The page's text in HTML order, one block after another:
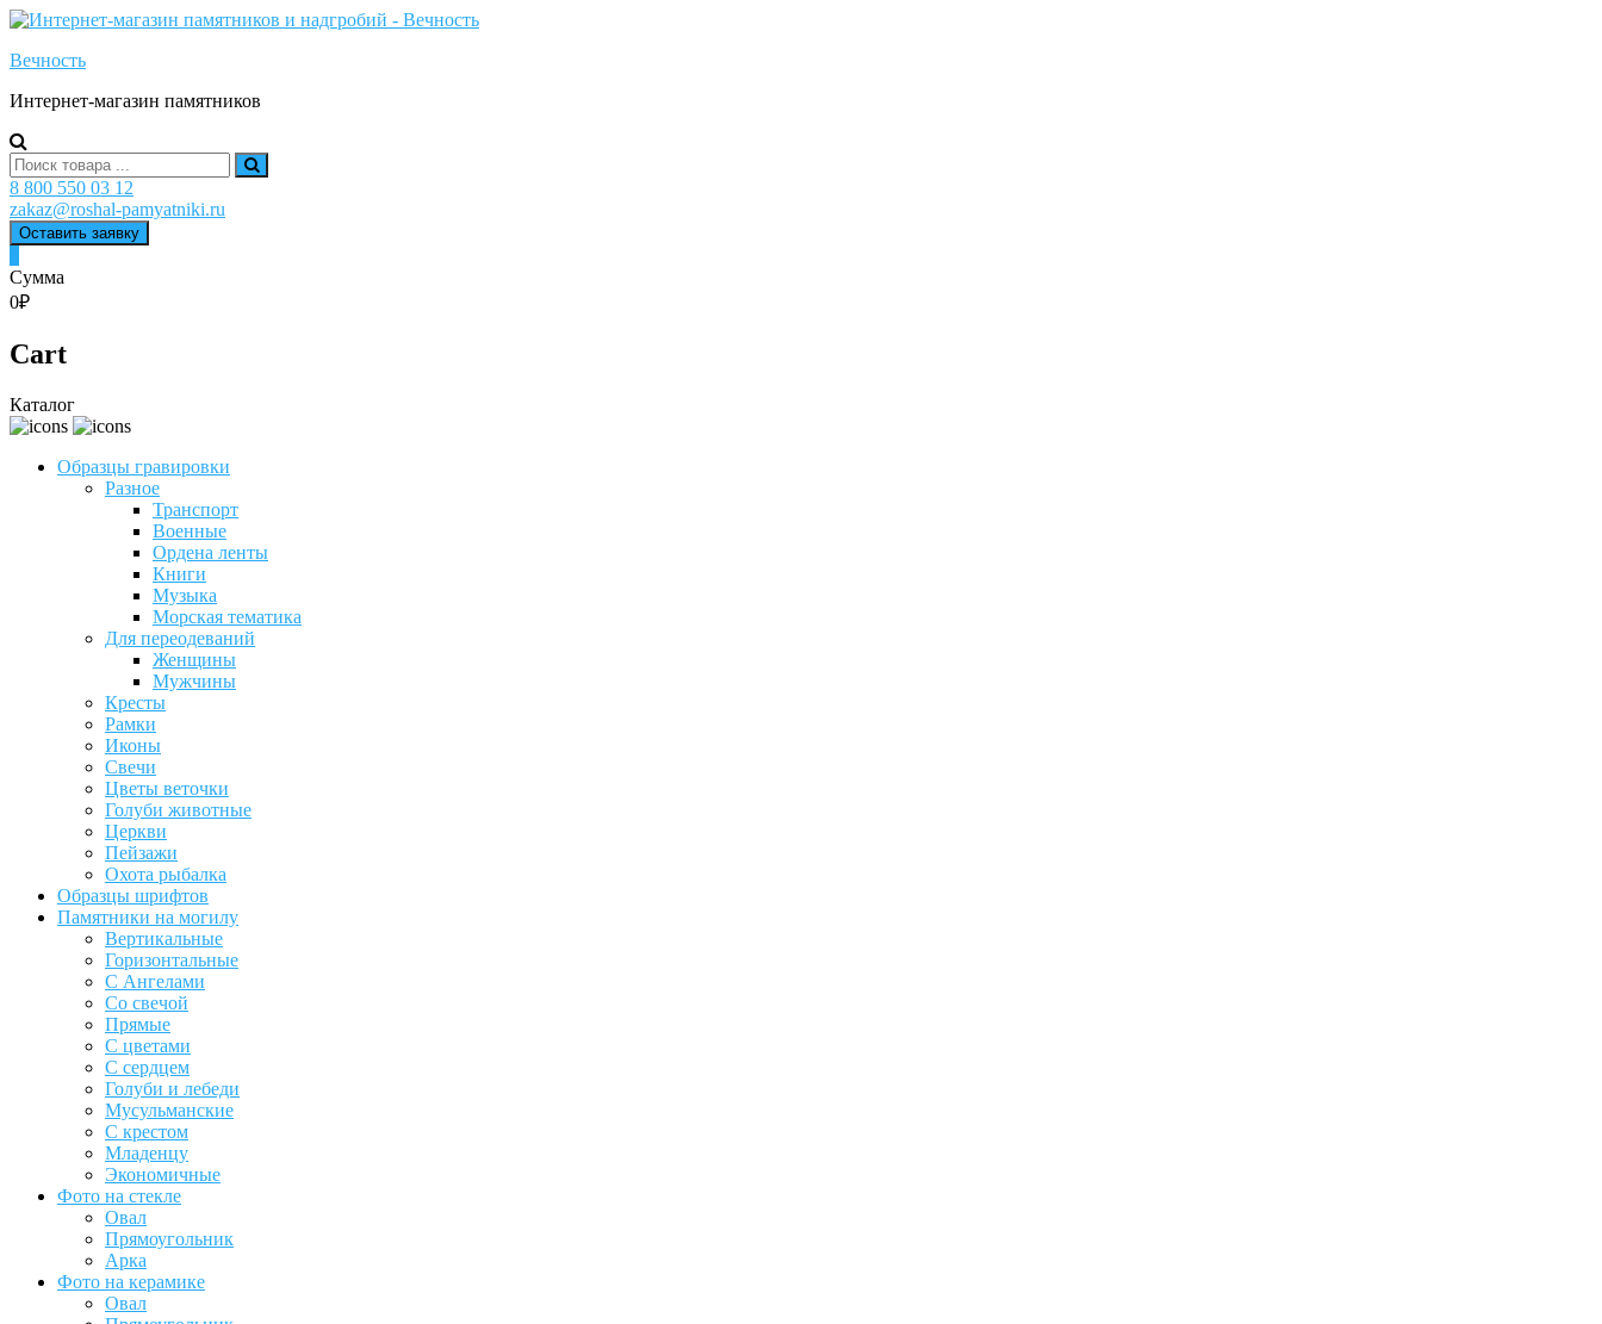
Skip
content
Вечность
Интернет-магазин памятников
Search
for:
8 800 550 03 12
zakaz@roshal-pamyatniki.ru
Оставить заявку
Сумма
0₽
Cart
Каталог
Образцы гравировки
Разное
Транспорт
Военные
Ордена ленты
Книги
Музыка
Морская тематика
Для переодеваний
Женщины
Мужчины
Кресты
Рамки
Иконы
Свечи
Цветы веточки
Голуби животные
Церкви
Пейзажи
Охота рыбалка
Образцы шрифтов
Памятники на могилу
Вертикальные
Горизонтальные
С Ангелами
Со свечой
Прямые
С цветами
С сердцем
Голуби и лебеди
Мусульманские
С крестом
Младенцу
Экономичные
Фото на стекле
Овал
Прямоугольник
Арка
Фото на керамике
Овал